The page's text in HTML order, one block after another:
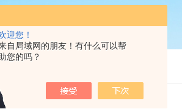
迎您！
自局域网的朋友！有什么可以帮
您的吗？
分析仪
电极用盐桥*